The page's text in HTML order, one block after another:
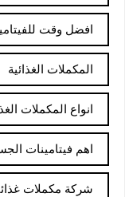
افضل وقت
المكملات الغذائية
انواع المكملات
اهم فيتامينات
شركة مكملات